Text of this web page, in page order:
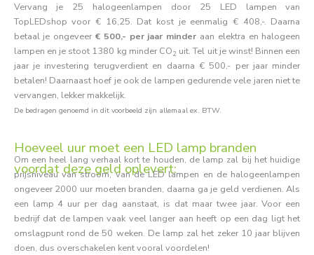
Vervang je 25 halogeenlampen door 25 LED lampen van
TopLEDshop voor € 16,25. Dat kost je eenmalig € 408,-. Daarna
betaal je ongeveer€ 500,- per jaar minder aan elektra en halogeen
lampen en je stoot 1380 kg minder CO2 uit. Tel uit je winst! Binnen een
jaar je investering terugverdient en daarna € 500,- per jaar minder
betalen! Daarnaast hoef je ook de lampen gedurende vele jaren niet te
vervangen, lekker makkelijk.
De bedragen genoemd in dit voorbeeld zijn allemaal ex. BTW.
Hoeveel uur moet een LED lamp branden
voordat deze geld oplevert:
Om een heel lang verhaal kort te houden, de lamp zal bij het huidige
prijsniveau van stroom, van de LED lampen en de halogeenlampen
ongeveer 2000 uur moeten branden, daarna ga je geld verdienen. Als
een lamp 4 uur per dag aanstaat, is dat maar twee jaar. Voor een
bedrijf dat de lampen vaak veel langer aan heeft op een dag ligt het
omslagpunt rond de 50 weken. De lamp zal het zeker 10 jaar blijven
doen, dus overschakelen kent vooral voordelen!